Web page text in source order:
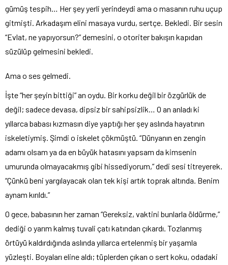
gümüş tespih… Her şey yerli yerindeydi ama o masanın ruhu uçup
gitmişti. Arkadaşım elini masaya vurdu, sertçe. Bekledi. Bir sesin
“Evlat, ne yapıyorsun?” demesini, o otoriter bakışın kapıdan
süzülüp gelmesini bekledi.
Ama o ses gelmedi.
İşte “her şeyin bittiği” an oydu. Bir korku değil bir özgürlük de
değil; sadece devasa, dipsiz bir sahipsizlik… O an anladı ki
yıllarca babası kızmasın diye yaptığı her şey aslında hayatının
iskeletiymiş. Şimdi o iskelet çökmüştü. “Dünyanın en zengin
adamı olsam ya da en büyük hatasını yapsam da kimsenin
umurunda olmayacakmış gibi hissediyorum,” dedi sesi titreyerek.
“Çünkü beni yargılayacak olan tek kişi artık toprak altında. Benim
aynam kırıldı.”
O gece, babasının her zaman “Gereksiz, vaktini bunlarla öldürme,”
dediği o yarım kalmış tuvali çatı katından çıkardı. Tozlanmış
örtüyü kaldırdığında aslında yıllarca ertelenmiş bir yaşamla
yüzleşti. Boyaları eline aldı; tüplerden çıkan o sert koku, odadaki